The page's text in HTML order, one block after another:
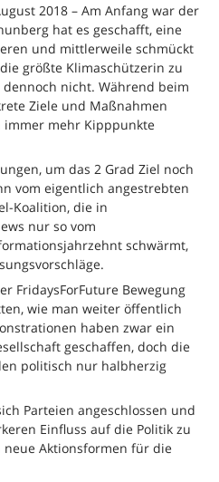
2018 – Am Anfang war der
hat es geschafft, eine
und mittlerweile schmückt
größte Klimaschützerin zu
nicht. Während beim
Ziele und Maßnahmen
immer mehr Kipppunkte
um das 2 Grad Ziel noch
vom eigentlich angestrebten
Koalition, die in
nur so vom
schwärmt,
FridaysForFuture Bewegung
wie man weiter öffentlich
haben zwar ein
geschaffen, doch die
politisch nur halbherzig
Parteien angeschlossen und
Einfluss auf die Politik zu
Aktionsformen für die